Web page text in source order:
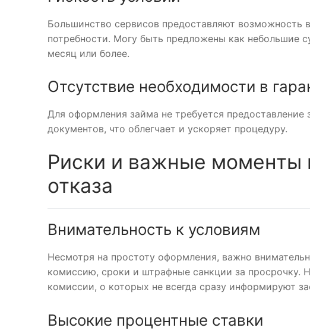
Большинство сервисов предоставляют
потребности. Могу быть предложены как небольшие
месяц или более.
Отсутствие необходимости в
Для оформления займа не требуется предоставление
документов, что облегчает и ускоряет процедуру.
Риски и важные моменты
отказа
Внимательность к условиям
Несмотря на простоту оформления, важно
комиссию, сроки и штрафные санкции за просрочку.
комиссии, о которых не всегда сразу информируют
Высокие процентные ставки